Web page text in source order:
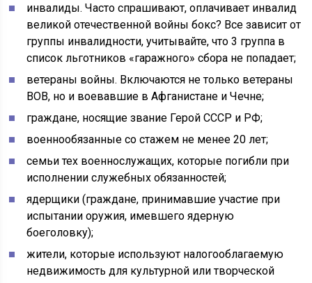
инвалиды. Часто спрашивают, оплачивает инвалид
великой отечественной войны бокс? Все зависит от
группы инвалидности, учитывайте, что 3 группа в
список льготников «гаражного» сбора не попадает;
ветераны войны. Включаются не только ветераны
ВОВ, но и воевавшие в Афганистане и Чечне;
граждане, носящие звание Герой СССР и РФ;
военнообязанные со стажем не менее 20 лет;
семьи тех военнослужащих, которые погибли при
исполнении служебных обязанностей;
ядерщики (граждане, принимавшие участие при
испытании оружия, имевшего ядерную
боеголовку);
жители, которые используют налогооблагаемую
недвижимость для культурной или творческой